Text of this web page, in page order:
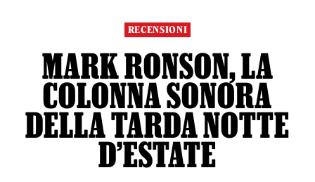
RECENSIONI
MARK RONSON, LA
COLONNA SONORA
DELLA TARDA NOTTE
D’ESTATE